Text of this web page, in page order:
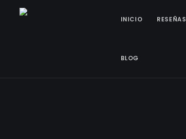
INICIO RESEÑAS
BLOG